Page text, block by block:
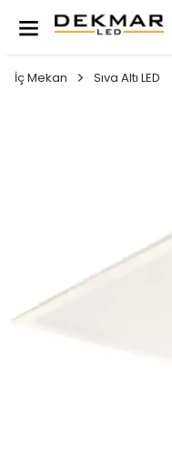
İç Mekan Sıva Altı LED